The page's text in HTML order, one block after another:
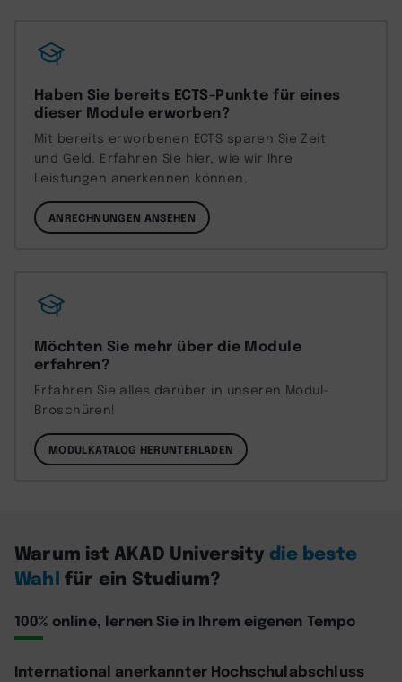
Haben Sie bereits ECTS-Punkte für eines
dieser Module erworben?
Mit bereits erworbenen ECTS sparen Sie Zeit
und Geld. Erfahren Sie hier, wie wir Ihre
Leistungen anerkennen können.
ANRECHNUNGEN ANSEHEN
Möchten Sie mehr über die Module
erfahren?
Erfahren Sie alles darüber in unseren Modul-
Broschüren!
MODULKATALOG HERUNTERLADEN
Warum ist AKAD Universitydie beste
Wahl für ein Studium?
100% online, lernen Sie in Ihrem eigenen Tempo
International anerkannter Hochschulabschluss